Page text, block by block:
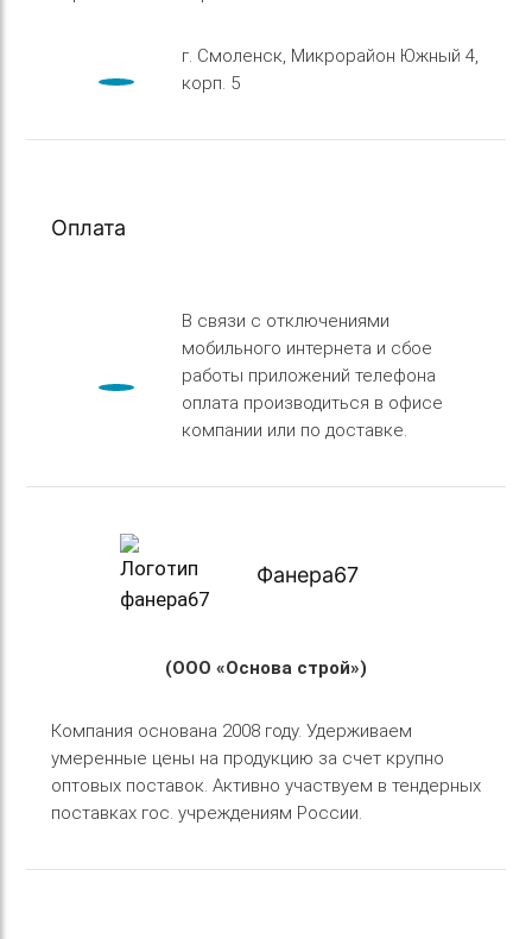
г. Смоленск, Микрорайон Южный 4,
корп. 5
Оплата
В связи с отключениями
мобильного интернета и сбое
работы приложений телефона
оплата производиться в офисе
компании или по доставке.
Фанера67
(ООО «Основа строй»)
Компания основана 2008 году. Удерживаем
умеренные цены на продукцию за счет крупно
оптовых поставок. Активно участвуем в тендерных
поставках гос. учреждениям России.